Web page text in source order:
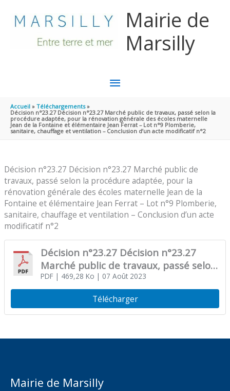
Mairie de
Marsilly
MENU
PRINCIPAL
Accueil
Téléchargements
Décision n°23.27 Décision n°23.27 Marché public de travaux, passé selon la
procédure adaptée, pour la rénovation générale des écoles maternelle
Jean de la Fontaine et élémentaire Jean Ferrat – Lot n°9 Plomberie,
sanitaire, chauffage et ventilation – Conclusion d’un acte modificatif n°2
Décision n°23.27 Décision n°23.27 Marché public de
travaux, passé selon la procédure adaptée, pour la
rénovation générale des écoles maternelle Jean de la
Fontaine et élémentaire Jean Ferrat – Lot n°9 Plomberie,
sanitaire, chauffage et ventilation – Conclusion d’un acte
modificatif n°2
Décision n°23.27 Décision n°23.27
Marché public de travaux, passé selon
la procédure adaptée, pour la
rénovation générale des écoles
maternelle Jean de la Fontaine et
élémentaire Jean Ferrat – Lot n°9
ventilation – Conclusion d’un acte
PDF| 469,28 Ko | 07 Août 2023
Télécharger
Mairie de Marsilly